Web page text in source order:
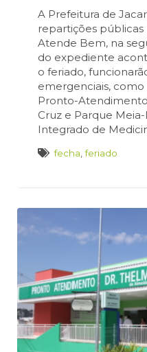
A Prefeitura de
repartições
Atende Bem, na
do expediente
o feriado,
emergenciais, como
Pronto-
Cruz e Parque Meia-
Integrado de
fecha ,feriado